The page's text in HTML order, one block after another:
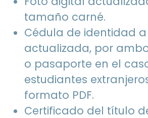
tamaño carné.
Cédula de identidad
actualizada, por
o pasaporte en el
estudiantes
formato PDF.
Certificado del título